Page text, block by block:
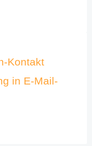
Kontakt
in E-Mail-